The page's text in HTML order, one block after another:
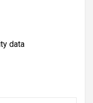
data